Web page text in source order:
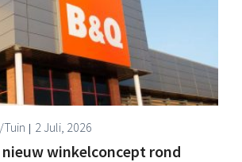
klanten op.
2 Juli, 2026
nieuw winkelconcept rond